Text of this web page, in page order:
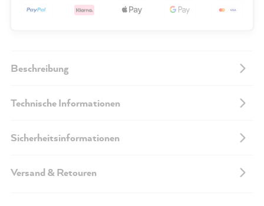
Beschreibung
Technische Informationen
Sicherheitsinformationen
Versand & Retouren